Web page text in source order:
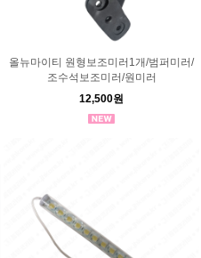
올뉴마이티 원형보조미러1개/범퍼미러/
조수석보조미러/원미러
12,500원